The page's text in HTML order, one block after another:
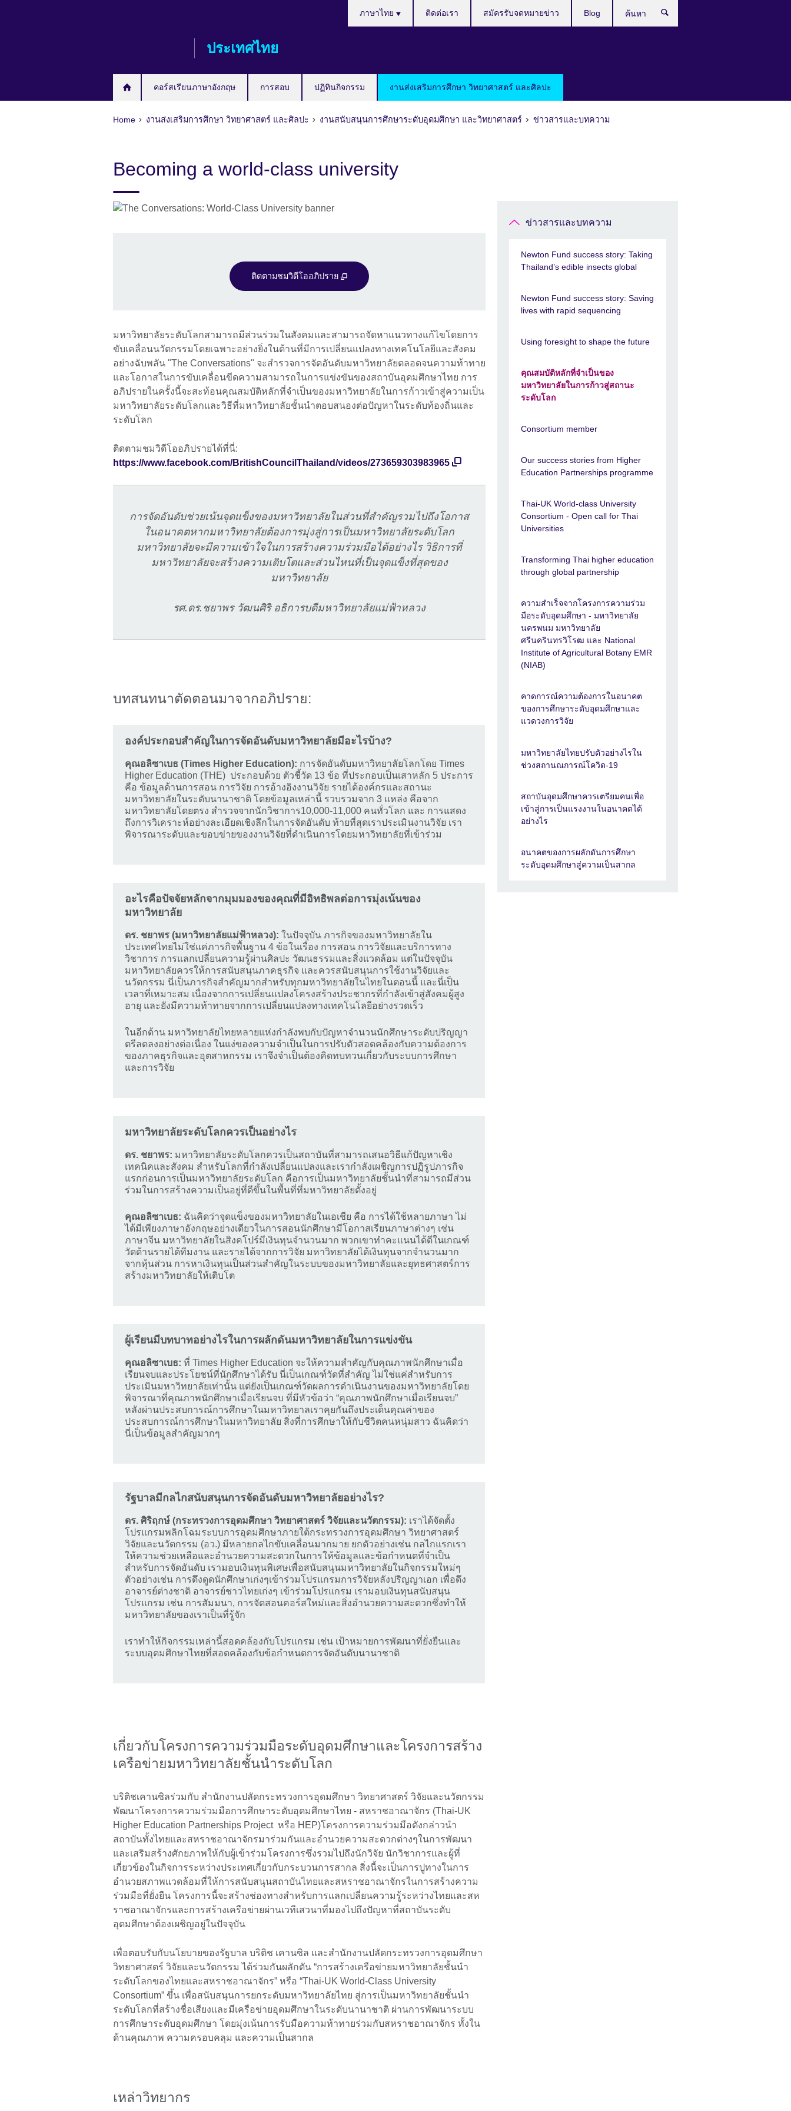
ประเทศไทย
คอร์สเรียนภาษาอังกฤษ การสอบ ปฏิทินกิจกรรม งานส่งเสริมการศึกษา วิทยาศาสตร์ และศิลปะ
Languages
ภาษาไทย ติดต่อเรา สมัครรับจดหมายข่าว Blog
Home งานส่งเสริมการศึกษา วิทยาศาสตร์ และศิลปะ งานสนับสนุนการศึกษาระดับอุดมศึกษา และวิทยาศาสตร์ ข่าวสารและบทความ
Becoming a world-class university
ติดตามชมวิดีโออภิปราย
มหาวิทยาลัยระดับโลกสามารถมีส่วนร่วมในสังคมและสามารถจัดหาแนวทางแก้ไขโดยการ
ขับเคลื่อนนวัตกรรมโดยเฉพาะอย่างยิ่งในด้านที่มีการเปลี่ยนแปลงทางเทคโนโลยีและสังคม
อย่างฉับพลัน "The Conversations" จะสำรวจการจัดอันดับมหาวิทยาลัยตลอดจนความท้าทาย
และโอกาสในการขับเคลื่อนขีดความสามารถในการแข่งขันของสถาบันอุดมศึกษาไทย การ
อภิปรายในครั้งนี้จะสะท้อนคุณสมบัติหลักที่จำเป็นของมหาวิทยาลัยในการก้าวเข้าสู่ความเป็น
มหาวิทยาลัยระดับโลกและวิธีที่มหาวิทยาลัยชั้นนำตอบสนองต่อปัญหาในระดับท้องถิ่นและ
ระดับโลก
ติดตามชมวิดีโออภิปรายได้ที่นี่:
https://www.facebook.com/BritishCouncilThailand/videos/273659303983965
การจัดอันดับช่วยเน้นจุดแข็งของมหาวิทยาลัยในส่วนที่สำคัญรวมไปถึงโอกาส
ในอนาคตหากมหาวิทยาลัยต้องการมุ่งสู่การเป็นมหาวิทยาลัยระดับโลก
มหาวิทยาลัยจะมีความเข้าใจในการสร้างความร่วมมือได้อย่างไร วิธิการที่
มหาวิทยาลัยจะสร้างความเติบโตและส่วนไหนที่เป็นจุดแข็งที่สุดของ
มหาวิทยาลัย
รศ.ดร.ชยาพร วัฒนศิริ อธิการบดีมหาวิทยาลัยแม่ฟ้าหลวง
บทสนทนาตัดตอนมาจากอภิปราย:
องค์ประกอบสำคัญในการจัดอันดับมหาวิทยาลัยมีอะไรบ้าง?
คุณอลิซาเบธ (Times Higher Education): การจัดอันดับมหาวิทยาลัยโลกโดย Times
Higher Education (THE) ประกอบด้วย ตัวชี้วัด 13 ข้อ ที่ประกอบเป็นเสาหลัก 5 ประการ
คือ ข้อมูลด้านการสอน การวิจัย การอ้างอิงงานวิจัย รายได้องค์กรและสถานะ
มหาวิทยาลัยในระดับนานาชาติ โดยข้อมูลเหล่านี้ รวบรวมจาก 3 แหล่ง คือจาก
มหาวิทยาลัยโดยตรง สำรวจจากนักวิชาการ10,000-11,000 คนทั่วโลก และ การแสดง
ถึงการวิเคราะห์อย่างละเอียดเชิงลึกในการจัดอันดับ ท้ายที่สุดเราประเมินงานวิจัย เรา
พิจารณาระดับและขอบข่ายของงานวิจัยที่ดำเนินการโดยมหาวิทยาลัยที่เข้าร่วม
อะไรคือปัจจัยหลักจากมุมมองของคุณที่มีอิทธิพลต่อการมุ่งเน้นของ
มหาวิทยาลัย
ดร. ชยาพร (มหาวิทยาลัยแม่ฟ้าหลวง): ในปัจจุบัน ภารกิจของมหาวิทยาลัยใน
ประเทศไทยไม่ใช่แค่ภารกิจพื้นฐาน 4 ข้อในเรื่อง การสอน การวิจัยและบริการทาง
วิชาการ การแลกเปลี่ยนความรู้ผ่านศิลปะ วัฒนธรรมและสิ่งแวดล้อม แต่ในปัจจุบัน
มหาวิทยาลัยควรให้การสนับสนุนภาคธุรกิจ และควรสนับสนุนการใช้งานวิจัยและ
นวัตกรรม นี่เป็นภารกิจสำคัญมากสำหรับทุกมหาวิทยาลัยในไทยในตอนนี้ และนี่เป็น
เวลาที่เหมาะสม เนื่องจากการเปลี่ยนแปลงโครงสร้างประชากรที่กำลังเข้าสู่สังคมผู้สูง
อายุ และยังมีความท้าทายจากการเปลี่ยนแปลงทางเทคโนโลยีอย่างรวดเร็ว
ในอีกด้าน มหาวิทยาลัยไทยหลายแห่งกำลังพบกับปัญหาจำนวนนักศึกษาระดับปริญญา
ตรีลดลงอย่างต่อเนื่อง ในแง่ของความจำเป็นในการปรับตัวสอดคล้องกับความต้องการ
ของภาคธุรกิจและอุตสาหกรรม เราจึงจำเป็นต้องคิดทบทวนเกี่ยวกับระบบการศึกษา
และการวิจัย
มหาวิทยาลัยระดับโลกควรเป็นอย่างไร
ดร. ชยาพร: มหาวิทยาลัยระดับโลกควรเป็นสถาบันที่สามารถเสนอวิธีแก้ปัญหาเชิง
เทคนิคและสังคม สำหรับโลกที่กำลังเปลี่ยนแปลงและเรากำลังเผชิญการปฏิรูปภารกิจ
แรกก่อนการเป็นมหาวิทยาลัยระดับโลก คือการเป็นมหาวิทยาลัยชั้นนำที่สามารถมีส่วน
ร่วมในการสร้างความเป็นอยู่ที่ดีขึ้นในพื้นที่ที่มหาวิทยาลัยตั้งอยู่
คุณอลิซาเบธ: ฉันคิดว่าจุดแข็งของมหาวิทยาลัยในเอเชีย คือ การได้ใช้หลายภาษา ไม่
ได้มีเพียงภาษาอังกฤษอย่างเดียวในการสอนนักศึกษามีโอกาสเรียนภาษาต่างๆ เช่น
ภาษาจีน มหาวิทยาลัยในสิงคโปร์มีเงินทุนจำนวนมาก พวกเขาทำคะแนนได้ดีในเกณฑ์
วัดด้านรายได้ทีมงาน และรายได้จากการวิจัย มหาวิทยาลัยได้เงินทุนจากจำนวนมาก
จากหุ้นส่วน การหาเงินทุนเป็นส่วนสำคัญในระบบของมหาวิทยาลัยและยุทธศาสตร์การ
สร้างมหาวิทยาลัยให้เติบโต
ผู้เรียนมีบทบาทอย่างไรในการผลักดันมหาวิทยาลัยในการแข่งขัน
คุณอลิซาเบธ: ที่ Times Higher Education จะให้ความสำคัญกับคุณภาพนักศึกษาเมื่อ
เรียนจบและประโยชน์ที่นักศึกษาได้รับ นี่เป็นเกณฑ์วัดที่สำคัญ ไม่ใช่แค่สำหรับการ
ประเมินมหาวิทยาลัยเท่านั้น แต่ยังเป็นเกณฑ์วัดผลการดำเนินงานของมหาวิทยาลัยโดย
พิจารณาที่คุณภาพนักศึกษาเมื่อเรียนจบ ที่มีหัวข้อว่า “คุณภาพนักศึกษาเมื่อเรียนจบ”
หลังผ่านประสบการณ์การศึกษาในมหาวิทยาลเราคุยกันถึงประเด็นคุณค่าของ
ประสบการณ์การศึกษาในมหาวิทยาลัย สิ่งที่การศึกษาให้กับชีวิตคนหนุ่มสาว ฉันคิดว่า
นี่เป็นข้อมูลสำคัญมากๆ
รัฐบาลมีกลไกสนับสนุนการจัดอันดับมหาวิทยาลัยอย่างไร?
ดร. ศิริฤกษ์ (กระทรวงการอุดมศึกษา วิทยาศาสตร์ วิจัยและนวัตกรรม): เราได้จัดตั้ง
โปรแกรมพลิกโฉมระบบการอุดมศึกษาภายใต้กระทรวงการอุดมศึกษา วิทยาศาสตร์
วิจัยและนวัตกรรม (อว.) มีหลายกลไกขับเคลื่อนมากมาย ยกตัวอย่างเช่น กลไกแรกเรา
ให้ความช่วยเหลือและอำนวยความสะดวกในการให้ข้อมูลและข้อกำหนดที่จำเป็น
สำหรับการจัดอันดับ เรามอบเงินทุนพิเศษเพื่อสนับสนุนมหาวิทยาลัยในกิจกรรมใหม่ๆ
ตัวอย่างเช่น การดึงดูดนักศึกษาเก่งๆเข้าร่วมโปรแกรมการวิจัยหลังปริญญาเอก เพื่อดึง
อาจารย์ต่างชาติ อาจารย์ชาวไทยเก่งๆ เข้าร่วมโปรแกรม เรามอบเงินทุนสนับสนุน
โปรแกรม เช่น การสัมมนา, การจัดสอนคอร์สใหม่และสิ่งอำนวยความสะดวกซึ่งทำให้
มหาวิทยาลัยของเราเป็นที่รู้จัก
เราทำให้กิจกรรมเหล่านี้สอดคล้องกับโปรแกรม เช่น เป้าหมายการพัฒนาที่ยั่งยืนและ
ระบบอุดมศึกษาไทยที่สอดคล้องกับข้อกำหนดการจัดอันดับนานาชาติ
เกี่ยวกับโครงการความร่วมมือระดับอุดมศึกษาและโครงการสร้าง
เครือข่ายมหาวิทยาลัยชั้นนำระดับโลก
บริติชเคานซิลร่วมกับ สำนักงานปลัดกระทรวงการอุดมศึกษา วิทยาศาสตร์ วิจัยและนวัตกรรม
พัฒนาโครงการความร่วมมือการศึกษาระดับอุดมศึกษาไทย - สหราชอาณาจักร (Thai-UK
Higher Education Partnerships Project หรือ HEP)โครงการความร่วมมือดังกล่าวนำ
สถาบันทั้งไทยและสหราชอาณาจักรมาร่วมกันและอำนวยความสะดวกต่างๆในการพัฒนา
และเสริมสร้างศักยภาพให้กับผู้เข้าร่วมโครงการซึ่งรวมไปถึงนักวิจัย นักวิชาการและผู้ที่
เกี่ยวข้องในกิจการระหว่างประเทศเกี่ยวกับกระบวนการสากล สิ่งนี้จะเป็นการปูทางในการ
อำนวยสภาพแวดล้อมที่ให้การสนับสนุนสถาบันไทยและสหราชอาณาจักรในการสร้างความ
ร่วมมือที่ยั่งยืน โครงการนี้จะสร้างช่องทางสำหรับการแลกเปลี่ยนความรู้ระหว่างไทยและสห
ราชอาณาจักรและการสร้างเครือข่ายผ่านเวทีเสวนาที่มองไปถึงปัญหาที่สถาบันระดับ
อุดมศึกษาต้องเผชิญอยู่ในปัจจุบัน
เพื่อตอบรับกับนโยบายของรัฐบาล บริติช เคานซิล และสำนักงานปลัดกระทรวงการอุดมศึกษา
วิทยาศาสตร์ วิจัยและนวัตกรรม ได้ร่วมกันผลักดัน “การสร้างเครือข่ายมหาวิทยาลัยชั้นนำ
ระดับโลกของไทยและสหราชอาณาจักร” หรือ “Thai-UK World-Class University
Consortium” ขึ้น เพื่อสนับสนุนการยกระดับมหาวิทยาลัยไทย สู่การเป็นมหาวิทยาลัยชั้นนำ
ระดับโลกที่สร้างชื่อเสียงและมีเครือข่ายอุดมศึกษาในระดับนานาชาติ ผ่านการพัฒนาระบบ
การศึกษาระดับอุดมศึกษา โดยมุ่งเน้นการรับมือความท้าทายร่วมกับสหราชอาณาจักร ทั้งใน
ด้านคุณภาพ ความครอบคลุม และความเป็นสากล
เหล่าวิทยากร
ข่าวสารและบทความ
Newton Fund success story: Taking
Thailand’s edible insects global
Newton Fund success story: Saving
lives with rapid sequencing
Using foresight to shape the future
คุณสมบัติหลักที่จำเป็นของ
มหาวิทยาลัยในการก้าวสู่สถานะ
ระดับโลก
Consortium member
Our success stories from Higher
Education Partnerships programme
Thai-UK World-class University
Consortium - Open call for Thai
Universities
Transforming Thai higher education
through global partnership
ความสำเร็จจากโครงการความร่วม
มือระดับอุดมศึกษา - มหาวิทยาลัย
นครพนม มหาวิทยาลัย
ศรีนครินทรวิโรฒ และ National
Institute of Agricultural Botany EMR
(NIAB)
คาดการณ์ความต้องการในอนาคต
ของการศึกษาระดับอุดมศึกษาและ
แวดวงการวิจัย
มหาวิทยาลัยไทยปรับตัวอย่างไรใน
ช่วงสถานณการณ์โควิด-19
สถาบันอุดมศึกษาควรเตรียมคนเพื่อ
เข้าสู่การเป็นแรงงานในอนาคตได้
อย่างไร
อนาคตของการผลักดันการศึกษา
ระดับอุดมศึกษาสู่ความเป็นสากล